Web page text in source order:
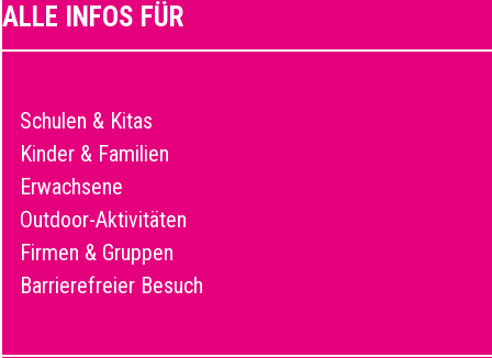
ALLE INFOS FÜR
Schulen & Kitas
Kinder & Familien
Erwachsene
Outdoor-Aktivitäten
Firmen & Gruppen
Barrierefreier Besuch